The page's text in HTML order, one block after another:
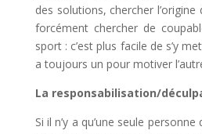
des solutions, chercher l’origine
forcément chercher de
sport : c’est plus facile de s’y
a toujours un pour motiver
La responsabilisation/
Si il n’y a qu’une seule